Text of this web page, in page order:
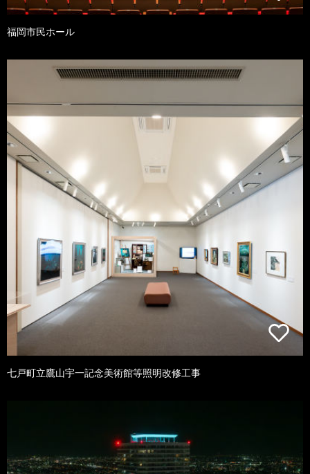
福岡市民ホール
七戸町立鷹山宇一記念美術館等照明改修工事